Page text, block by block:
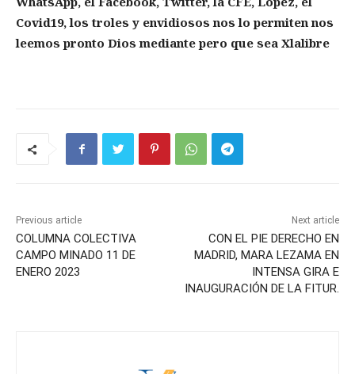
Covid19, los troles y envidiosos nos lo permiten nos
leemos pronto Dios mediante pero que sea Xlalibre
Previous article
COLUMNA COLECTIVA
CAMPO MINADO 11 DE
ENERO 2023
Next article
CON EL PIE DERECHO EN
MADRID, MARA LEZAMA EN
INTENSA GIRA E
INAUGURACIÓN DE LA FITUR.